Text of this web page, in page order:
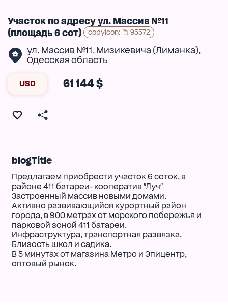
Участок по адресу ул. Массив №11
(площадь 6 сот)
copyIcon: 95572
ул. Массив №11, Мизикевича (Лиманка),
Одесская область
USD 61 144 $
blogTitle
Предлагаем приобрести участок 6 соток, в
районе 411 батареи- кооператив "Луч"
Застроенный массив новыми домами.
Активно развивающийся курортный район
города, в 900 метрах от морского побережья и
парковой зоной 411 батареи.
Инфраструктура, транспортная развязка.
Близость школ и садика.
В 5 минутах от магазина Метро и Эпицентр,
оптовый рынок.